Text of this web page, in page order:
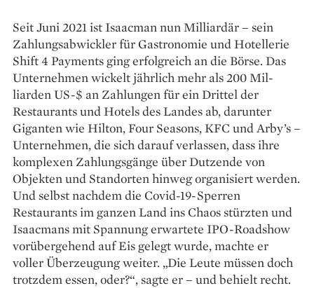
Seit Juni 2021 ist Isaacman nun Milliardär – sein
Zahlungsabwickler für Gastronomie und Hotellerie
Shift 4 Payments ging erfolgreich an die Börse. Das
Unternehmen wickelt jährlich mehr als 200 Mil­
liarden US-$ an Zahlungen für ein Drittel der
Restaurants und Hotels des Landes ab, darunter
Giganten wie Hilton, Four Seasons, KFC und Arby’s –
Unternehmen, die sich darauf verlassen, dass ihre
komplexen Zahlungsgänge über Dutzende von
Objekten und Standorten hinweg organisiert werden.
Und selbst nachdem die Covid-19-Sperren
Restaurants im ganzen Land ins Chaos stürzten und
Isaacmans mit Spannung erwartete IPO-Roadshow
vorübergehend auf Eis gelegt wurde, machte er
voller Überzeugung weiter. „Die Leute müssen doch
trotzdem essen, oder?“, sagte er – und behielt recht.